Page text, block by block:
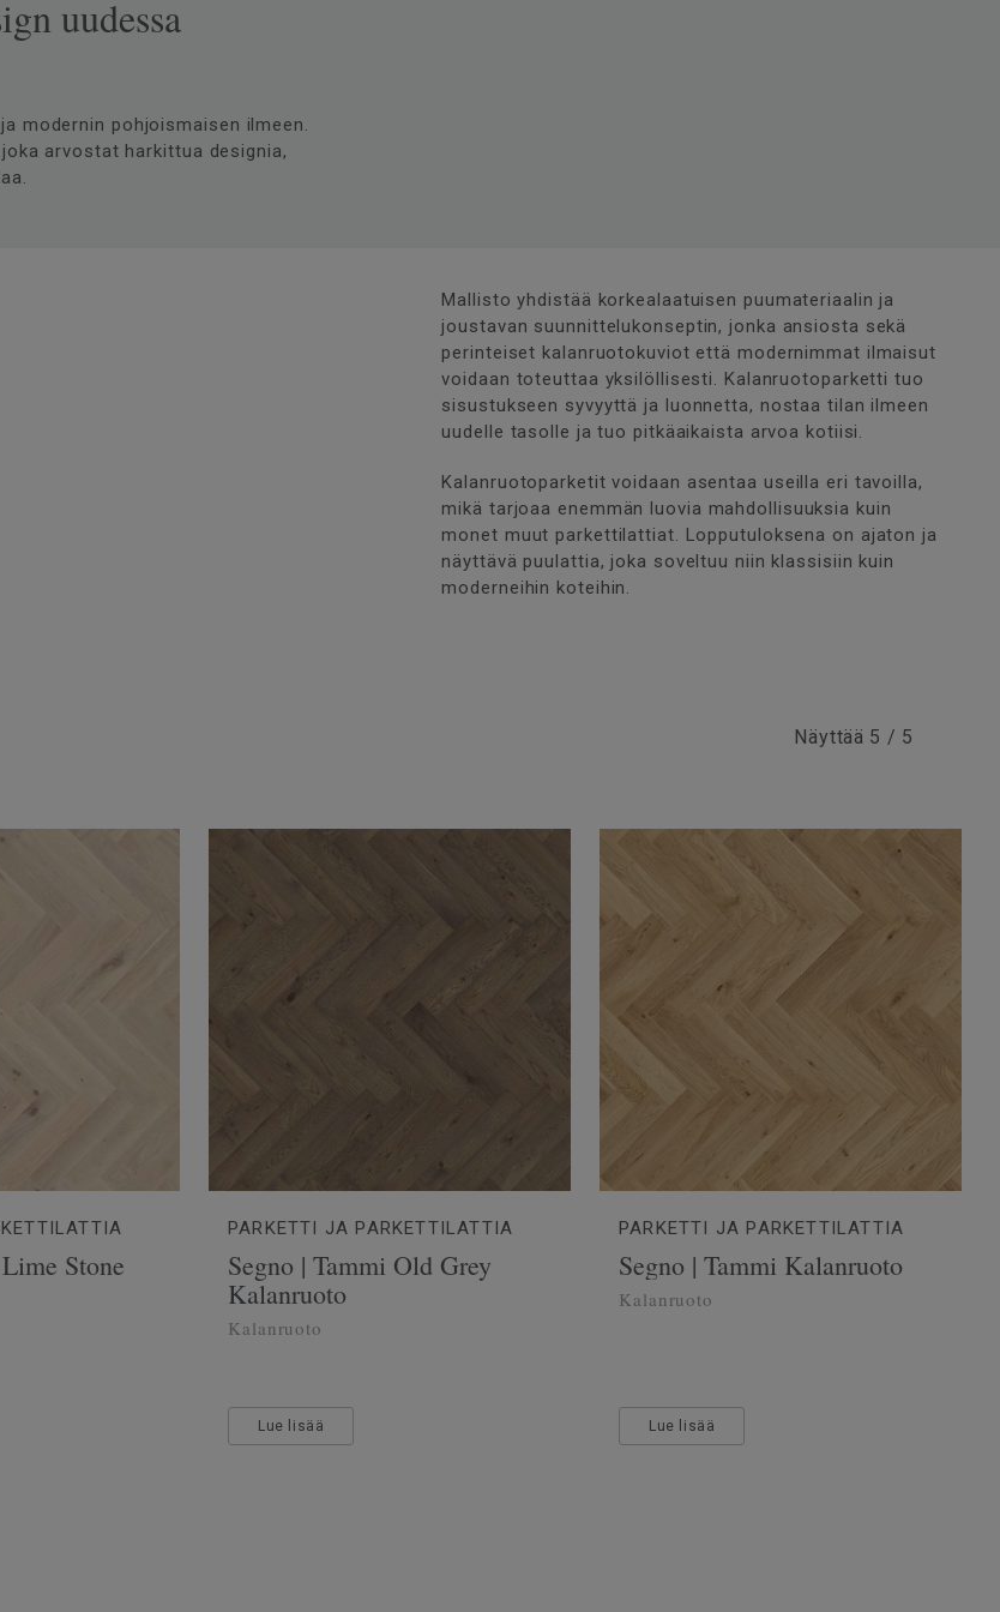
uudessa
modernin pohjoismaisen ilmeen.
arvostat harkittua designia,
Mallisto yhdistää korkealaatuisen puumateriaalin ja
joustavan suunnittelukonseptin, jonka ansiosta sekä
perinteiset kalanruotokuviot että modernimmat ilmaisut
voidaan toteuttaa yksilöllisesti. Kalanruotoparketti tuo
sisustukseen syvyyttä ja luonnetta, nostaa tilan ilmeen
uudelle tasolle ja tuo pitkäaikaista arvoa kotiisi.
Kalanruotoparketit voidaan asentaa useilla eri tavoilla,
mikä tarjoaa enemmän luovia mahdollisuuksia kuin
monet muut parkettilattiat. Lopputuloksena on ajaton ja
näyttävä puulattia, joka soveltuu niin klassisiin kuin
moderneihin koteihin.
Näyttää 5 / 5
Stone
PARKETTI JA PARKETTILATTIA
Segno | Tammi Old Grey
Kalanruoto
Kalanruoto
Lue lisää
PARKETTI JA PARKETTILATTIA
Segno | Tammi Kalanruoto
Kalanruoto
Lue lisää